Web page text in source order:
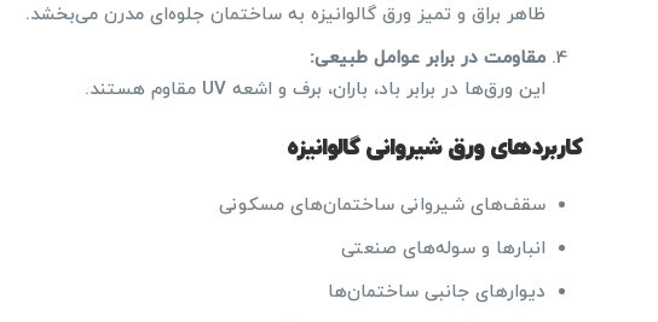
ظاهر براق و تمیز ورق گالوانیزه به ساختمان جلوه‌ای مدرن می‌بخشد.
مقاومت در برابر عوامل طبیعی:
این ورق‌ها در برابر باد، باران، برف و اشعه UV مقاوم هستند.
کاربردهای ورق شیروانی گالوانیزه
سقف‌های شیروانی ساختمان‌های مسکونی
انبارها و سوله‌های صنعتی
دیوارهای جانبی ساختمان‌ها